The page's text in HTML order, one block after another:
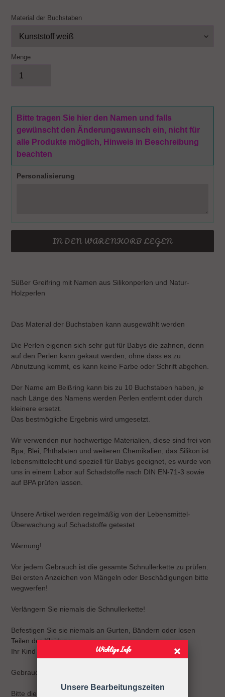
Material der Buchstaben
Menge
Bitte tragen Sie hier den Namen und falls
gewünscht den Änderungswunsch ein, nicht für
alle Produkte möglich, Hinweis in Beschreibung
beachten
Personalisierung
IN DEN WARENKORB LEGEN
Warenkorb
Süßer Greifring mit Namen aus Silikonperlen und Natur-
Holzperlen
Das Material der Buchstaben kann ausgewählt werden
Die Perlen eigenen sich sehr gut für Babys die zahnen, denn
auf den Perlen kann gekaut werden, ohne dass es zu
Abnutzung kommt, es kann keine Farbe oder Schrift abgehen.
Der Name am Beißring kann bis zu 10 Buchstaben haben, je
nach Länge des Namens werden Perlen entfernt oder durch
kleinere ersetzt.
Das bestmögliche Ergebnis wird umgesetzt.
Wir verwenden nur hochwertige Materialien, diese sind frei von
Bpa, Blei, Phthalaten und weiteren Chemikalien, das Silikon ist
lebensmittelecht und speziell für Babys geeignet, es wurde von
uns in einem Labor auf Schadstoffe nach DIN EN-71-3 sowie
auf BPA prüfen lassen.
Unsere Artikel werden regelmäßig von der Lebensmittel-
Überwachung auf Schadstoffe getestet
Warnung!
Vor jedem Gebrauch ist die gesamte Schnullerkette zu prüfen.
Bei ersten Anzeichen von Mängeln oder Beschädigungen bitte
wegwerfen!
Verlängern Sie niemals die Schnullerkette!
Befestigen Sie sie niemals an Gurten, Bändern oder losen
Teilen der Kleidung.
Ihr Kind kann sich strangulieren.
Gebrauchsanweisung
Bitte die Schnullerkette nur an der Kleidung befestigen!
Wichtige Info
Unsere Bearbeitungszeiten